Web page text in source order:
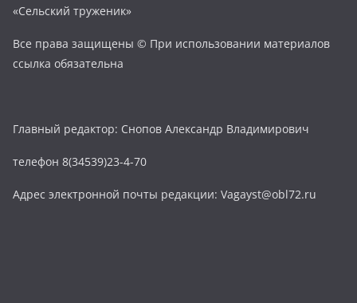
«Сельский труженик»
Все права защищены © При использовании материалов
ссылка обязательна
Главный редактор: Снопов Александр Владимирович
телефон 8(34539)23-4-70
Адрес электронной почты редакции: Vagayst@obl72.ru